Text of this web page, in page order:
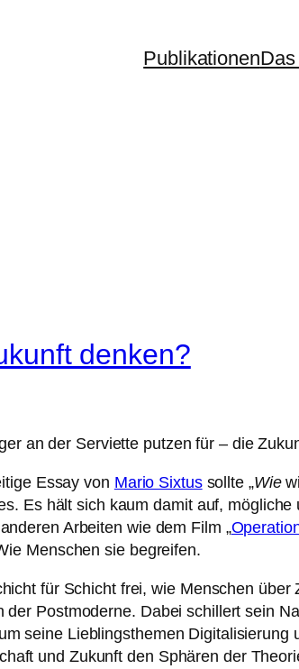
Publikationen
denken?
an der Serviette putzen für – die
Essay von Mario Sixtussollte „Wie
Es hält sich kaum damit auf,
Arbeiten wie dem Film „
Menschen sie begreifen.
für Schicht frei, wie Menschen
Postmoderne. Dabei schillert sein
seine Lieblingsthemen
und Zukunft den Sphären der